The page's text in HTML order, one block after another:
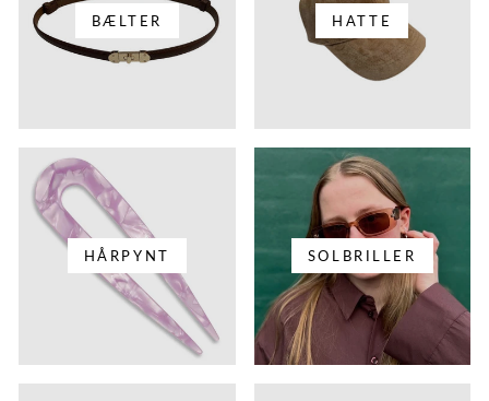
BÆLTER HATTE
HÅRPYNT SOLBRILLER